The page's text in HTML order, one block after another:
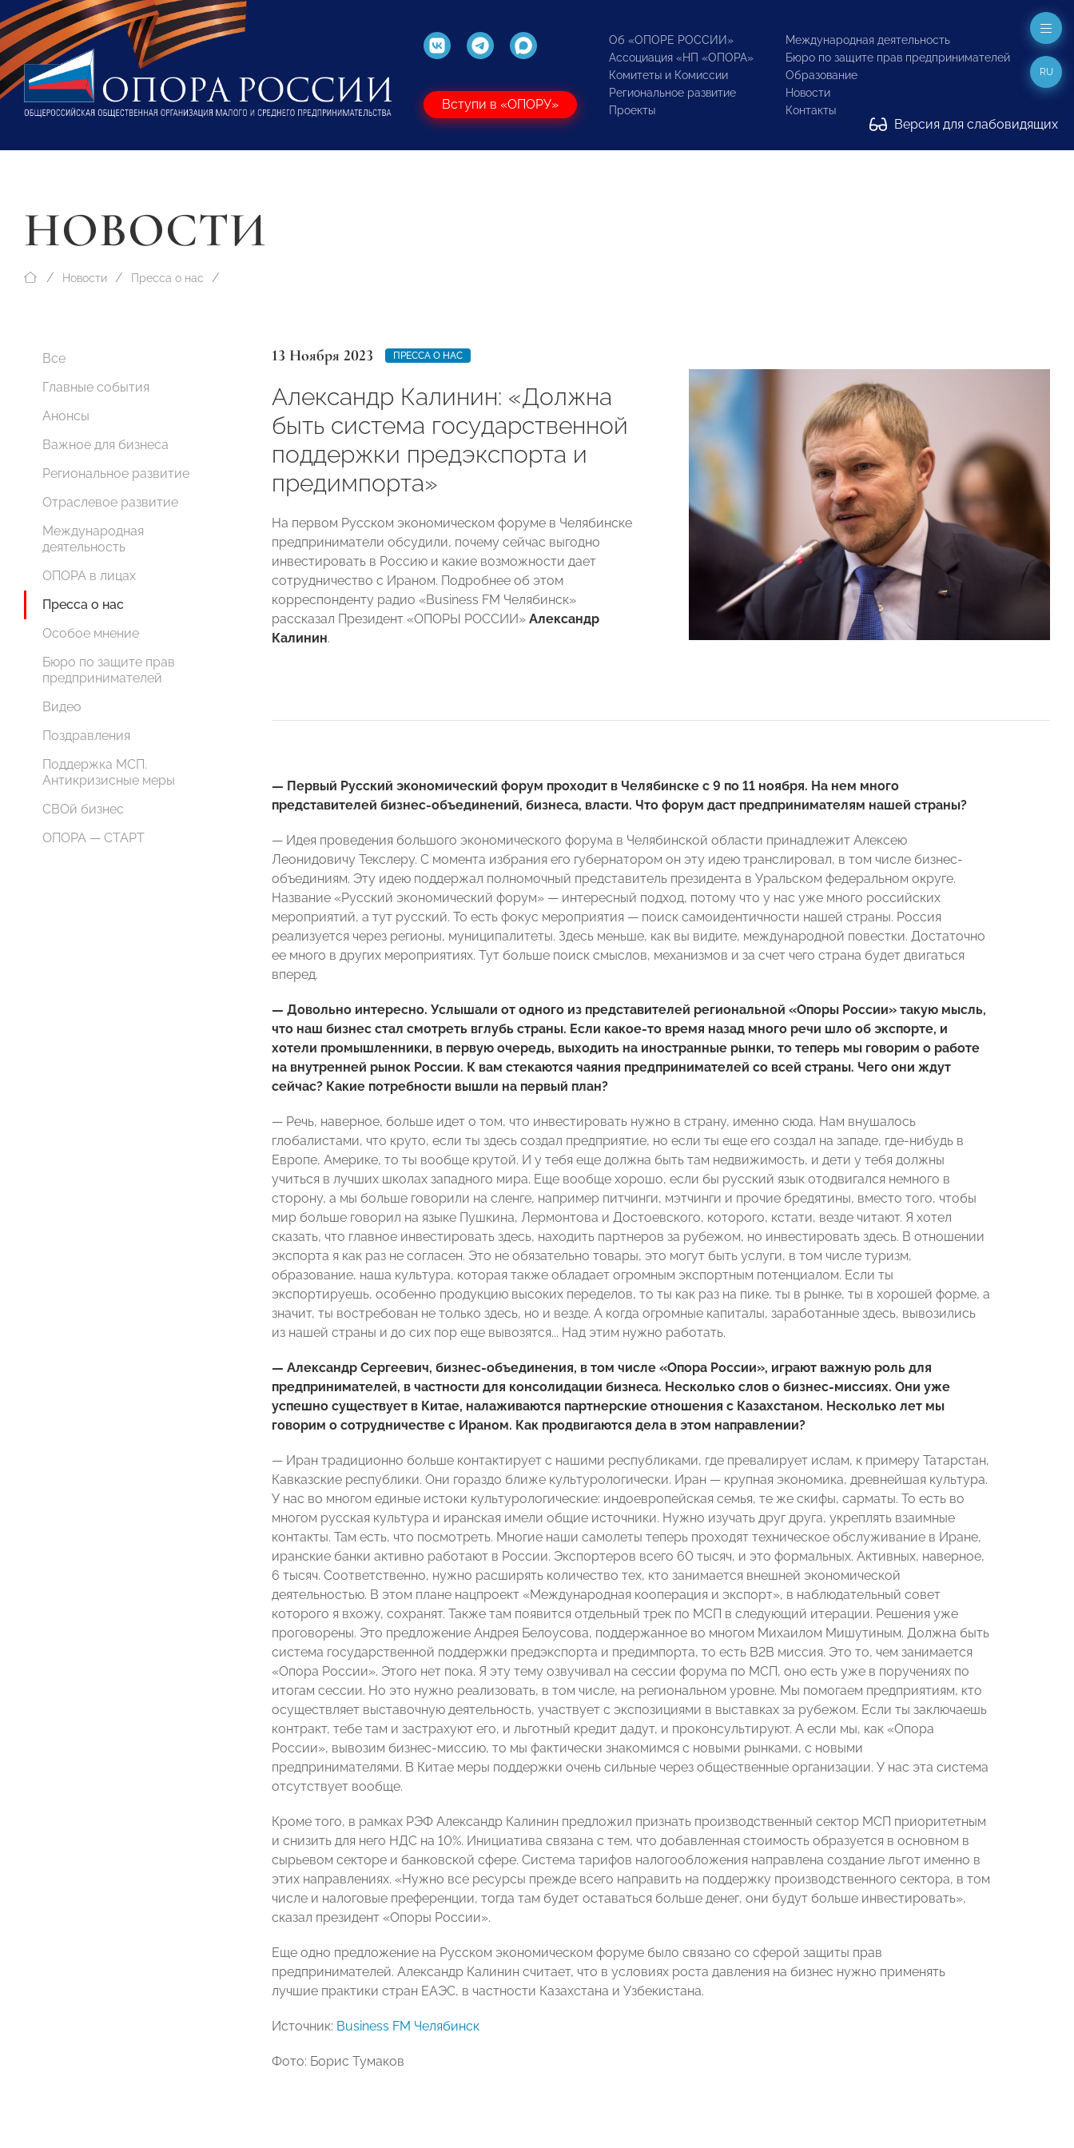
Вступи в «ОПОРУ»
Об «ОПОРЕ РОССИИ»
Ассоциация «НП «ОПОРА»
Комитеты и Комиссии
Региональное развитие
Проекты
Международная деятельность
Бюро по защите прав предпринимателей
Образование
Новости
Контакты
Версия для слабовидящих
RU
НОВОСТИ
Новости Пресса о нас
Все
Главные события
Анонсы
Важное для бизнеса
Региональное развитие
Отраслевое развитие
Международная
деятельность
ОПОРА в лицах
Пресса о нас
Особое мнение
Бюро по защите прав
предпринимателей
Видео
Поздравления
Поддержка МСП.
Антикризисные меры
СВОй бизнес
ОПОРА — СТАРТ
13 Ноября 2023 ПРЕССА О НАС
Александр Калинин: «Должна
быть система государственной
поддержки предэкспорта и
предимпорта»
На первом Русском экономическом форуме в Челябинске
предприниматели обсудили, почему сейчас выгодно
инвестировать в Россию и какие возможности дает
сотрудничество с Ираном. Подробнее об этом
корреспонденту радио «Business FM Челябинск»
рассказал Президент «ОПОРЫ РОССИИ» Александр
Калинин.
— Первый Русский экономический форум проходит в Челябинске с 9 по 11 ноября. На нем много
представителей бизнес-объединений, бизнеса, власти. Что форум даст предпринимателям нашей страны?
— Идея проведения большого экономического форума в Челябинской области принадлежит Алексею
Леонидовичу Текслеру. С момента избрания его губернатором он эту идею транслировал, в том числе бизнес-
объединиям. Эту идею поддержал полномочный представитель президента в Уральском федеральном округе.
Название «Русский экономический форум» — интересный подход, потому что у нас уже много российских
мероприятий, а тут русский. То есть фокус мероприятия — поиск самоидентичности нашей страны. Россия
реализуется через регионы, муниципалитеты. Здесь меньше, как вы видите, международной повестки. Достаточно
ее много в других мероприятиях. Тут больше поиск смыслов, механизмов и за счет чего страна будет двигаться
вперед.
— Довольно интересно. Услышали от одного из представителей региональной «Опоры России» такую мысль,
что наш бизнес стал смотреть вглубь страны. Если какое-то время назад много речи шло об экспорте, и
хотели промышленники, в первую очередь, выходить на иностранные рынки, то теперь мы говорим о работе
на внутренней рынок России. К вам стекаются чаяния предпринимателей со всей страны. Чего они ждут
сейчас? Какие потребности вышли на первый план?
— Речь, наверное, больше идет о том, что инвестировать нужно в страну, именно сюда. Нам внушалось
глобалистами, что круто, если ты здесь создал предприятие, но если ты еще его создал на западе, где-нибудь в
Европе, Америке, то ты вообще крутой. И у тебя еще должна быть там недвижимость, и дети у тебя должны
учиться в лучших школах западного мира. Еще вообще хорошо, если бы русский язык отодвигался немного в
сторону, а мы больше говорили на сленге, например питчинги, мэтчинги и прочие бредятины, вместо того, чтобы
мир больше говорил на языке Пушкина, Лермонтова и Достоевского, которого, кстати, везде читают. Я хотел
сказать, что главное инвестировать здесь, находить партнеров за рубежом, но инвестировать здесь. В отношении
экспорта я как раз не согласен. Это не обязательно товары, это могут быть услуги, в том числе туризм,
образование, наша культура, которая также обладает огромным экспортным потенциалом. Если ты
экспортируешь, особенно продукцию высоких переделов, то ты как раз на пике, ты в рынке, ты в хорошей форме, а
значит, ты востребован не только здесь, но и везде. А когда огромные капиталы, заработанные здесь, вывозились
из нашей страны и до сих пор еще вывозятся... Над этим нужно работать.
— Александр Сергеевич, бизнес-объединения, в том числе «Опора России», играют важную роль для
предпринимателей, в частности для консолидации бизнеса. Несколько слов о бизнес-миссиях. Они уже
успешно существует в Китае, налаживаются партнерские отношения с Казахстаном. Несколько лет мы
говорим о сотрудничестве с Ираном. Как продвигаются дела в этом направлении?
— Иран традиционно больше контактирует с нашими республиками, где превалирует ислам, к примеру Татарстан,
Кавказские республики. Они гораздо ближе культурологически. Иран — крупная экономика, древнейшая культура.
У нас во многом единые истоки культурологические: индоевропейская семья, те же скифы, сарматы. То есть во
многом русская культура и иранская имели общие источники. Нужно изучать друг друга, укреплять взаимные
контакты. Там есть, что посмотреть. Многие наши самолеты теперь проходят техническое обслуживание в Иране,
иранские банки активно работают в России. Экспортеров всего 60 тысяч, и это формальных. Активных, наверное,
6 тысяч. Соответственно, нужно расширять количество тех, кто занимается внешней экономической
деятельностью. В этом плане нацпроект «Международная кооперация и экспорт», в наблюдательный совет
которого я вхожу, сохранят. Также там появится отдельный трек по МСП в следующий итерации. Решения уже
проговорены. Это предложение Андрея Белоусова, поддержанное во многом Михаилом Мишутиным. Должна быть
система государственной поддержки предэкспорта и предимпорта, то есть B2B миссия. Это то, чем занимается
«Опора России». Этого нет пока. Я эту тему озвучивал на сессии форума по МСП, оно есть уже в поручениях по
итогам сессии. Но это нужно реализовать, в том числе, на региональном уровне. Мы помогаем предприятиям, кто
осуществляет выставочную деятельность, участвует с экспозициями в выставках за рубежом. Если ты заключаешь
контракт, тебе там и застрахуют его, и льготный кредит дадут, и проконсультируют. А если мы, как «Опора
России», вывозим бизнес-миссию, то мы фактически знакомимся с новыми рынками, с новыми
предпринимателями. В Китае меры поддержки очень сильные через общественные организации. У нас эта система
отсутствует вообще.
Кроме того, в рамках РЭФ Александр Калинин предложил признать производственный сектор МСП приоритетным
и снизить для него НДС на 10%. Инициатива связана с тем, что добавленная стоимость образуется в основном в
сырьевом секторе и банковской сфере. Система тарифов налогообложения направлена создание льгот именно в
этих направлениях. «Нужно все ресурсы прежде всего направить на поддержку производственного сектора, в том
числе и налоговые преференции, тогда там будет оставаться больше денег, они будут больше инвестировать»,
сказал президент «Опоры России».
Еще одно предложение на Русском экономическом форуме было связано со сферой защиты прав
предпринимателей. Александр Калинин считает, что в условиях роста давления на бизнес нужно применять
лучшие практики стран ЕАЭС, в частности Казахстана и Узбекистана.
Источник: Business FM Челябинск
Фото: Борис Тумаков